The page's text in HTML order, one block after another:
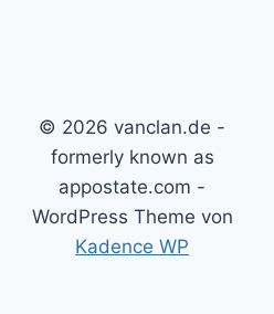
© 2026 vanclan.de -
formerly known as
appostate.com -
WordPress Theme von
Kadence WP